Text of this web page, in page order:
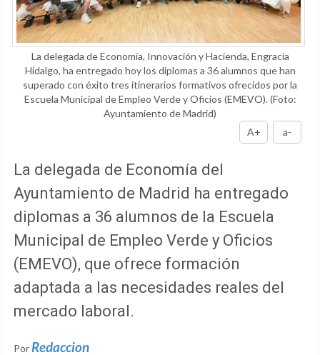
La delegada de Economía, Innovación y Hacienda, Engracia
Hidalgo, ha entregado hoy los diplomas a 36 alumnos que han
superado con éxito tres itinerarios formativos ofrecidos por la
Escuela Municipal de Empleo Verde y Oficios (EMEVO).(Foto:
Ayuntamiento de Madrid)
A+
a-
La delegada de Economía del
Ayuntamiento de Madrid ha entregado
diplomas a 36 alumnos de la Escuela
Municipal de Empleo Verde y Oficios
(EMEVO), que ofrece formación
adaptada a las necesidades reales del
mercado laboral.
Por Redaccion